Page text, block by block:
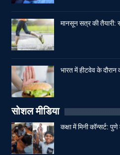
मानसून सत्र की तैयारी:
भारत में हीटवेव के
सोशल मीडिया
कक्षा में मिनी कॉन्सर्ट: